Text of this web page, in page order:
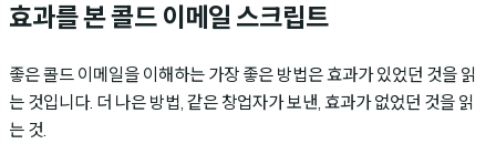
효과를 본 콜드 이메일 스크립트
좋은 콜드 이메일을 이해하는 가장 좋은 방법은 효과가 있었던 것을 읽
는 것입니다. 더 나은 방법, 같은 창업자가 보낸, 효과가 없었던 것을 읽
는 것.